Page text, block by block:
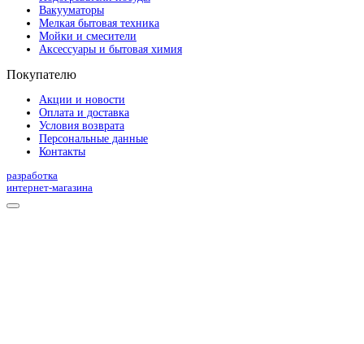
Вакууматоры
Мелкая бытовая техника
Мойки и смесители
Аксессуары и бытовая химия
Покупателю
Акции и новости
Оплата и доставка
Условия возврата
Персональные данные
Контакты
разработка
интернет-магазина